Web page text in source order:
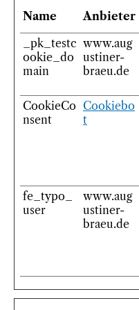
Name Anbieter
_pk_testc
ookie_do
main
www.aug
ustiner-
braeu.de
CookieCo
nsent
Cookiebo
t
fe_typo_
user
www.aug
ustiner-
braeu.de